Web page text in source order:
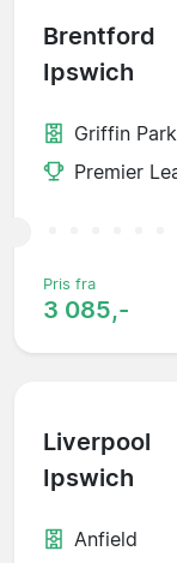
Brentford
Ipswich
Griffin Park
Premier
Pris fra
3 085,-
Liverpool
Ipswich
Anfield